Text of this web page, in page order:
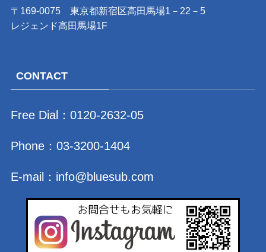
〒169-0075 東京都新宿区高田馬場1－22－5
レジェンド高田馬場1F
CONTACT
Free Dial： 0120-2632-05
Phone： 03-3200-1404
E-mail： info@bluesub.com